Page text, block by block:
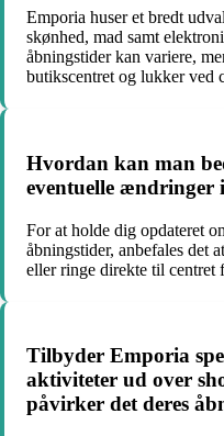
Emporia huser et bredt
skønhed, mad samt
åbningstider kan variere,
butikscentret og lukker ved
Hvordan kan man
eventuelle ændringer
For at holde dig opdateret
åbningstider, anbefales det
eller ringe direkte til centret
Tilbyder Emporia
aktiviteter ud over
påvirker det deres